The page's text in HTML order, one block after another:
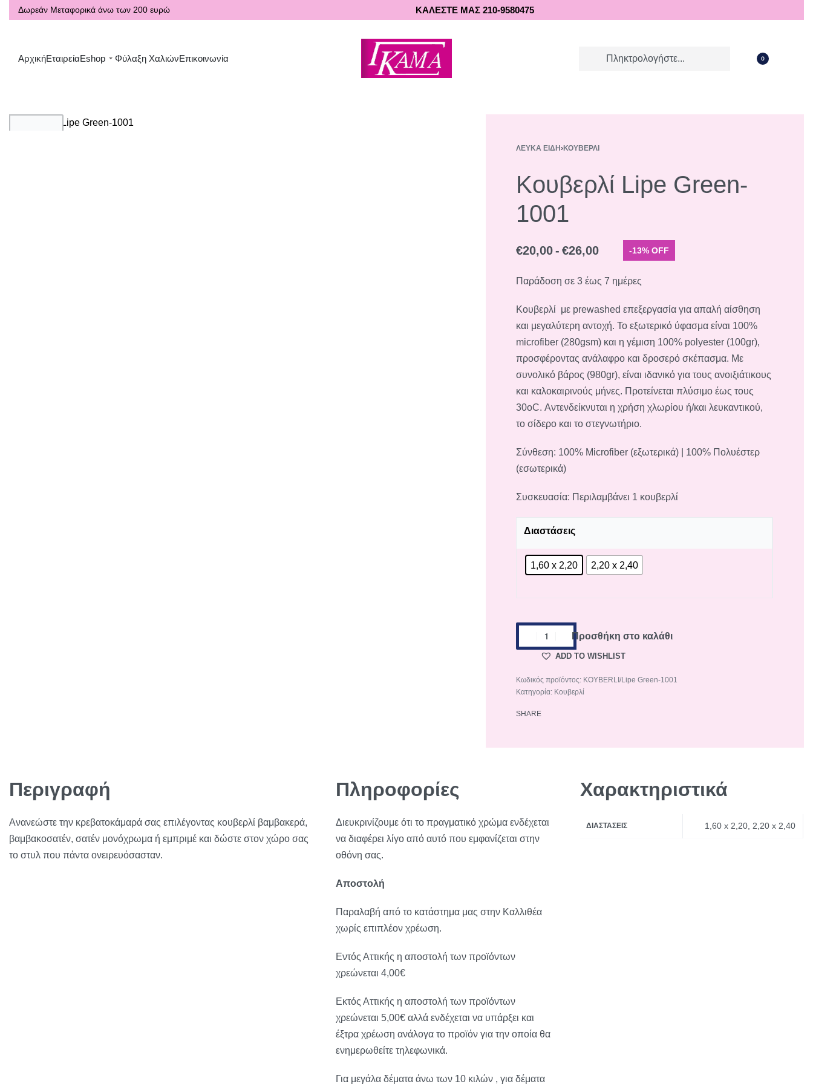
Δωρεάν Μεταφορικά άνω των 200 ευρώ ΚΑΛΕΣΤΕ ΜΑΣ 210-9580475
ΑρχικήΕταιρείαEshop Φύλαξη ΧαλιώνΕπικοινωνία 0
ΛΕΥΚΆ ΕΊΔΗ›ΚΟΥΒΕΡΛΊ
Κουβερλί Lipe Green-
1001
€20,00 €26,00 -13% OFF
Παράδοση σε 3 έως 7 ημέρες
Κουβερλί με prewashed επεξεργασία για απαλή αίσθηση
και μεγαλύτερη αντοχή. Το εξωτερικό ύφασμα είναι 100%
microfiber (280gsm) και η γέμιση 100% polyester (100gr),
προσφέροντας ανάλαφρο και δροσερό σκέπασμα. Με
συνολικό βάρος (980gr), είναι ιδανικό για τους ανοιξιάτικους
και καλοκαιρινούς μήνες. Προτείνεται πλύσιμο έως τους
30oC. Αντενδείκνυται η χρήση χλωρίου ή/και λευκαντικού,
το σίδερο και το στεγνωτήριο.
Σύνθεση: 100% Microfiber (εξωτερικά) | 100% Πολυέστερ
(εσωτερικά)
Συσκευασία: Περιλαμβάνει 1 κουβερλί
Διαστάσεις
1,60 x 2,20 2,20 x 2,40
Προσθήκη στο καλάθι
ADD TO WISHLIST
KOYBERLI/Lipe Green-1001
Κατηγορία: Κουβερλί
SHARE
Περιγραφή
Ανανεώστε την κρεβατοκάμαρά σας επιλέγοντας κουβερλί βαμβακερά,
βαμβακοσατέν, σατέν μονόχρωμα ή εμπριμέ και δώστε στον χώρο σας
το στυλ που πάντα ονειρευόσασταν.
Πληροφορίες
Διευκρινίζουμε ότι το πραγματικό χρώμα ενδέχεται
να διαφέρει λίγο από αυτό που εμφανίζεται στην
οθόνη σας.
Αποστολή
Παραλαβή από το κατάστημα μας στην Καλλιθέα
χωρίς επιπλέον χρέωση.
Εντός Αττικής η αποστολή των προϊόντων
χρεώνεται 4,00€
Εκτός Αττικής η αποστολή των προϊόντων
χρεώνεται 5,00€ αλλά ενδέχεται να υπάρξει και
έξτρα χρέωση ανάλογα το προϊόν για την οποία θα
ενημερωθείτε τηλεφωνικά.
Για μεγάλα δέματα άνω των 10 κιλών , για δέματα
Χαρακτηριστικά
ΔΙΑΣΤΆΣΕΙΣ 1,60 x 2,20, 2,20 x 2,40